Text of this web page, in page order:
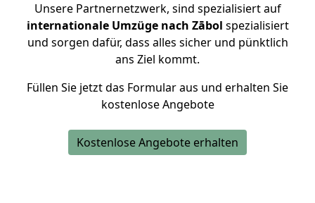
Unsere Partnernetzwerk, sind spezialisiert auf
internationale Umzüge nach Zābol spezialisiert
und sorgen dafür, dass alles sicher und pünktlich
ans Ziel kommt.
Füllen Sie jetzt das Formular aus und erhalten Sie
kostenlose Angebote
Kostenlose Angebote erhalten